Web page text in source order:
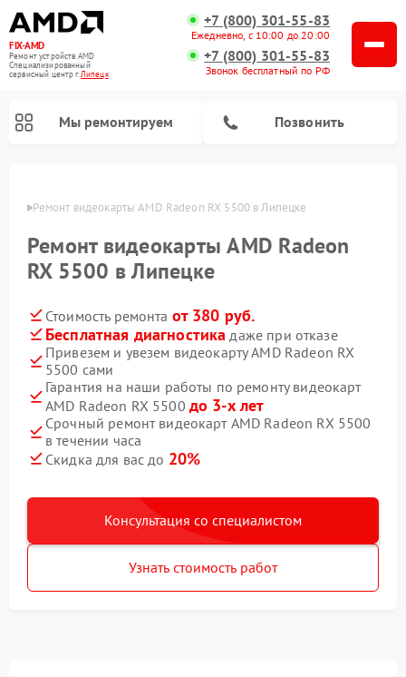
FIX-AMD
Ремонт устройств AMD
Специализированный
cервисный центр г.Липецк
+7 (800) 301-55-83
Ежедневно, с 10:00 до 20:00
+7 (800) 301-55-83
Звонок бесплатный по РФ
Мы ремонтируем Позвонить
Ремонт видеокарты AMD Radeon RX 5500 в Липецке
Ремонт видеокарты AMD Radeon
RX 5500 в Липецке
Стоимость ремонта от 380 руб.
Бесплатная диагностика даже при отказе
Привезем и увезем видеокарту AMD Radeon RX
5500 сами
Гарантия на наши работы по ремонту видеокарт
AMD Radeon RX 5500 до 3-х лет
Срочный ремонт видеокарт AMD Radeon RX 5500
в течении часа
Скидка для вас до 20%
Консультация со специалистом
Узнать стоимость работ